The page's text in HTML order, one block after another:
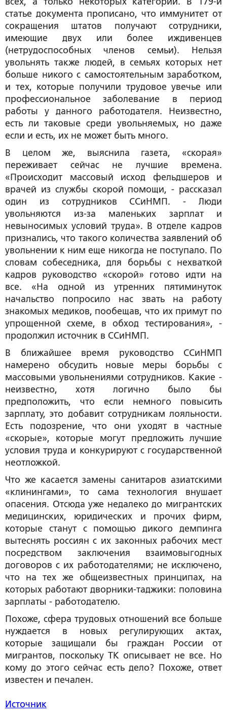
статье документа прописано, что иммунитет от
сокращения штатов получают сотрудники,
имеющие двух или более иждивенцев
(нетрудоспособных членов семьи). Нельзя
увольнять также людей, в семьях которых нет
больше никого с самостоятельным заработком,
и тех, которые получили трудовое увечье или
профессиональное заболевание в период
работы у данного работодателя. Неизвестно,
есть ли таковые среди увольняемых, но даже
если и есть, их не может быть много.
В целом же, выяснила газета, «скорая»
переживает сейчас не лучшие времена.
«Происходит массовый исход фельдшеров и
врачей из службы скорой помощи, - рассказал
один из сотрудников ССиНМП. - Люди
увольняются из-за маленьких зарплат и
невыносимых условий труда». В отделе кадров
признались, что такого количества заявлений об
увольнении к ним еще никогда не поступало. По
словам собеседника, для борьбы с нехваткой
кадров руководство «скорой» готово идти на
все. «На одной из утренних пятиминуток
начальство попросило нас звать на работу
знакомых медиков, пообещав, что их примут по
упрощенной схеме, в обход тестирования», -
продолжил источник в ССиНМП.
В ближайшее время руководство ССиНМП
намерено обсудить новые меры борьбы с
массовыми увольнениями сотрудников. Какие -
неизвестно, хотя логично было бы
предположить, что если немного повысить
зарплату, это добавит сотрудникам лояльности.
Есть подозрение, что они уходят в частные
«скорые», которые могут предложить лучшие
условия труда и конкурируют с государственной
неотложкой.
Что же касается замены санитаров азиатскими
«клинингами», то сама технология внушает
опасения. Отсюда уже недалеко до мигрантских
медицинских, юридических и прочих фирм,
которые станут с помощью дикого демпинга
вытеснять россиян с их законных рабочих мест
посредством заключения взаимовыгодных
договоров с их работодателями; не исключено,
что на тех же общеизвестных принципах, на
которых работают дворники-таджики: половина
зарплаты - работодателю.
Похоже, сфера трудовых отношений все больше
нуждается в новых регулирующих актах,
которые защищали бы граждан России от
мигрантов, поскольку ТК описывает не все. Но
кому до этого сейчас есть дело? Похоже, ответ
известен и печален.
Источник